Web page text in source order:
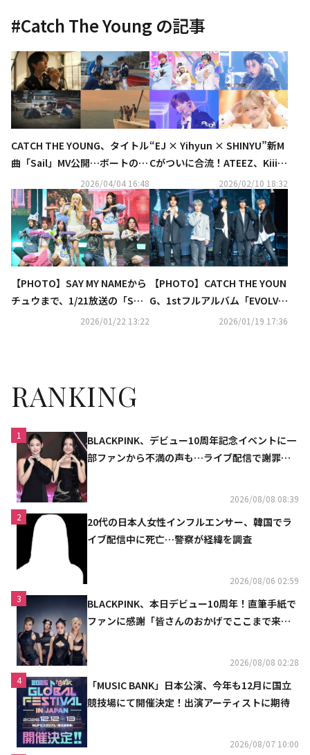
#Catch The Young の記事
CATCH THE YOUNG、タイトル
曲「Sail」MV公開…ボートの上
で演奏する姿に注目2026/04/04 16:48
“EJ × Yihyun × SHINYU”新M
Cがついに合流！ATEEZ、KiiiKi
iiほか注目のアーティストも
続々と登場！『SBS人気歌謡』
最新回が 「Music K」にて日本
最速・独占配信中
2026/02/10 18:32
【PHOTO】SAY MY NAMEから
チュウまで、1/21放送の「SHO
W CHAMPION」に出演2026/01/22 13:22
【PHOTO】CATCH THE YOUN
G、1stフルアルバム「EVOLV
E」発売記念ショーケースを開
2026/01/19 17:36
RANKING
1
BLACKPINK、デビュー10周年記念イベントに一
部ファンから不満の声も…ライブ配信で謝罪
2026/08/08 08:39
2
20代の日本人女性インフルエンサー、韓国でラ
イブ配信中に死亡…警察が経緯を調査
2026/08/06 02:59
3
BLACKPINK、本日デビュー10周年！直筆手紙で
ファンに感謝「皆さんのおかげでここまで来ら
2026/08/08 02:28
4
「MUSIC BANK」日本公演、今年も12月に国立
競技場にて開催決定！出演アーティストに期待
2026/08/07 10:00